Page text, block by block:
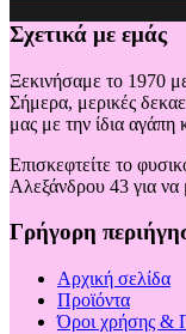
Σχετικά με εμάς
Ξεκινήσαμε το 1970
Σήμερα, μερικές
μας με την ίδια αγάπη
Επισκεφτείτε το
Αλεξάνδρου 43 για να
Γρήγορη
Αρχική σελίδα
Προϊόντα
Όροι χρήσης &